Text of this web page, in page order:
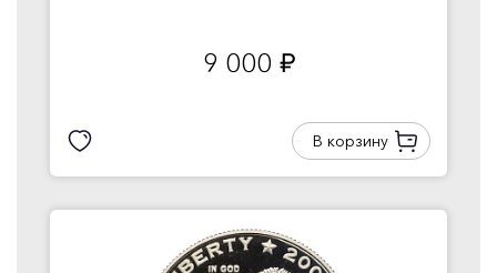
9 000 руб.
В корзину